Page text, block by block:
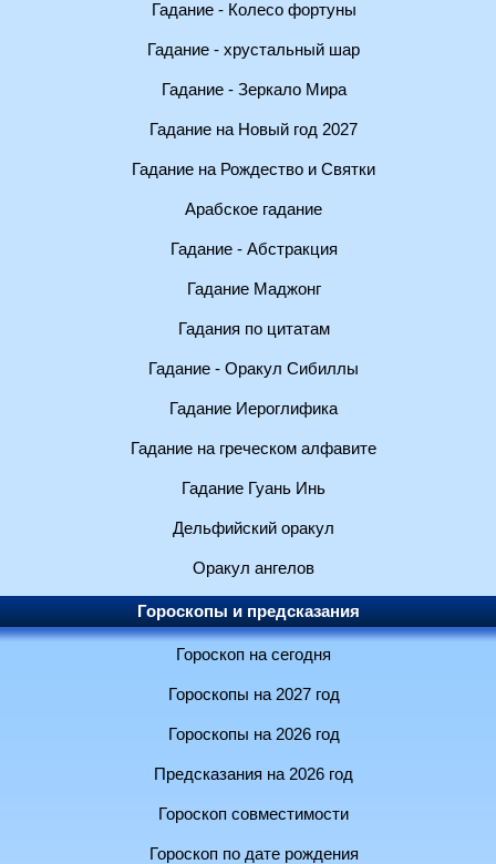
Гадание - Колесо фортуны
Гадание - хрустальный шар
Гадание - Зеркало Мира
Гадание на Новый год 2027
Гадание на Рождество и Святки
Арабское гадание
Гадание - Абстракция
Гадание Маджонг
Гадания по цитатам
Гадание - Оракул Сибиллы
Гадание Иероглифика
Гадание на греческом алфавите
Гадание Гуань Инь
Дельфийский оракул
Оракул ангелов
Гороскопы и предсказания
Гороскоп на сегодня
Гороскопы на 2027 год
Гороскопы на 2026 год
Предсказания на 2026 год
Гороскоп совместимости
Гороскоп по дате рождения